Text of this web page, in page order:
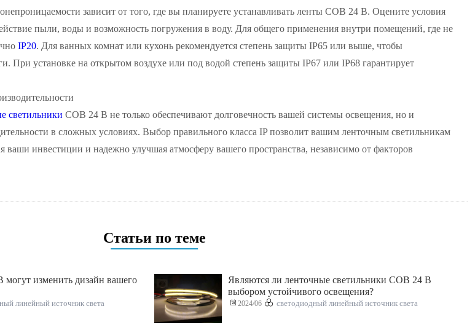
зависит от того, где вы планируете устанавливать ленты COB 24 В. Оцените условия
пыли, воды и возможность погружения в воду. Для общего применения внутри помещений, где не
IP20. Для ванных комнат или кухонь рекомендуется степень защиты IP65 или выше, чтобы
При установке на открытом воздухе или под водой степень защиты IP67 или IP68 гарантирует
светильники COB 24 В не только обеспечивают долговечность вашей системы освещения, но и
в сложных условиях. Выбор правильного класса IP позволит вашим ленточным светильникам
ваши инвестиции и надежно улучшая атмосферу вашего пространства, независимо от факторов
Статьи по теме
изменить дизайн вашего
линейный источник света
Являются ли ленточные светильники COB 24 В
выбором устойчивого освещения?
2024/06 светодиодный линейный источник света